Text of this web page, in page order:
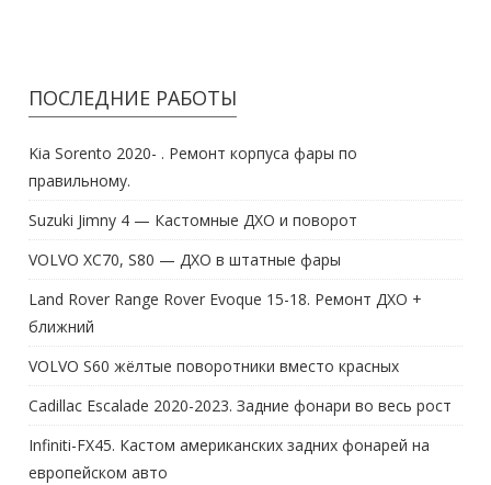
ПОСЛЕДНИЕ РАБОТЫ
Kia Sorento 2020- . Ремонт корпуса фары по
правильному.
Suzuki Jimny 4 — Кастомные ДХО и поворот
VOLVO XC70, S80 — ДХО в штатные фары
Land Rover Range Rover Evoque 15-18. Ремонт ДХО +
ближний
VOLVO S60 жёлтые поворотники вместо красных
Cadillac Escalade 2020-2023. Задние фонари во весь рост
Infiniti-FX45. Кастом американских задних фонарей на
европейском авто